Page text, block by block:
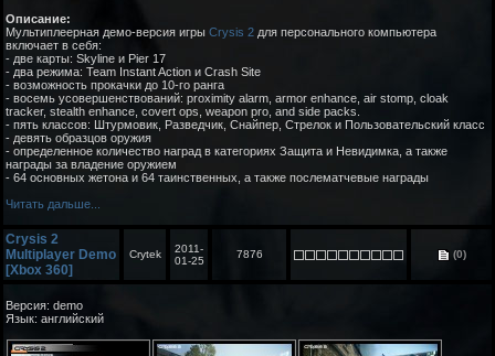
Описание:
Мультиплеерная демо-версия игры Crysis 2 для персонального компьютера
включает в себя:
- две карты: Skyline и Pier 17
- два режима: Team Instant Action и Crash Site
- возможность прокачки до 10-го ранга
- восемь усовершенствований: proximity alarm, armor enhance, air stomp, cloak
tracker, stealth enhance, covert ops, weapon pro, and side packs.
- пять классов: Штурмовик, Разведчик, Снайпер, Стрелок и Пользовательский класс
- девять образцов оружия
- определенное количество наград в категориях Защита и Невидимка, а также
награды за владение оружием
- 64 основных жетона и 64 таинственных, а также послематчевые награды
Читать дальше...
Crysis 2
Multiplayer Demo
[Xbox 360]
Crytek
2011-
01-25
7876 (0)
Версия: demo
Язык: английский